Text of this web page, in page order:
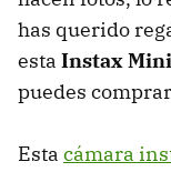
has querido
esta Instax
puedes
Esta cámara